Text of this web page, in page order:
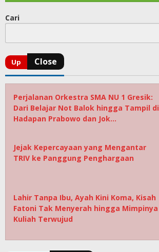
Cari
Perjalanan Orkestra SMA NU 1 Gresik:
Dari Belajar Not Balok hingga Tampil di
Hadapan Prabowo dan Jok…
Jejak Kepercayaan yang Mengantar
TRIV ke Panggung Penghargaan
Lahir Tanpa Ibu, Ayah Kini Koma, Kisah
Fatoni Tak Menyerah hingga Mimpinya
Kuliah Terwujud